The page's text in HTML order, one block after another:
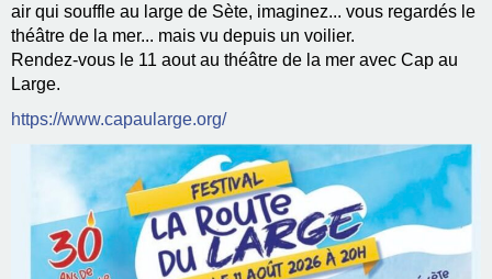
air qui souffle au large de Sète, imaginez... vous regardés le
théâtre de la mer... mais vu depuis un voilier.
Rendez-vous le 11 aout au théâtre de la mer avec Cap au
Large.
https://www.capaularge.org/